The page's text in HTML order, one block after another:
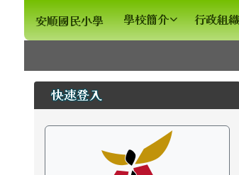
跳至主內容區
安順國民小學
導覽列安順國民小學 學校簡介 行政組
左邊區域內容
快速登入
頁尾區域